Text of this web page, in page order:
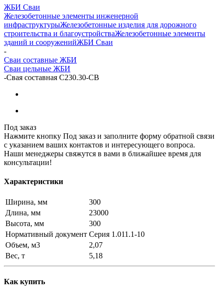
ЖБИ Сваи
Железобетонные элементы инженерной
инфраструктурыЖелезобетонные изделия для дорожного
строительства и благоустройстваЖелезобетонные элементы
зданий и сооруженийЖБИ Сваи
-
Сваи составные ЖБИ
Сваи цельные ЖБИ
-Свая составная С230.30-СВ
Под заказ
Нажмите кнопку Под заказ и заполните форму обратной связи
с указанием ваших контактов и интересующего вопроса.
Наши менеджеры свяжутся в вами в ближайшее время для
консультации!
Характеристики
Ширина, мм
300
Длина, мм
23000
Высота, мм
300
Нормативный документ Серия 1.011.1-10
Объем, м3
2,07
Вес, т
5,18
Как купить